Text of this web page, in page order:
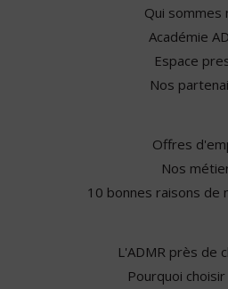
Qui sommes
Académie
Espace
Nos
Offres
Nos
10 bonnes raisons de
L'ADMR près de
Pourquoi choisir